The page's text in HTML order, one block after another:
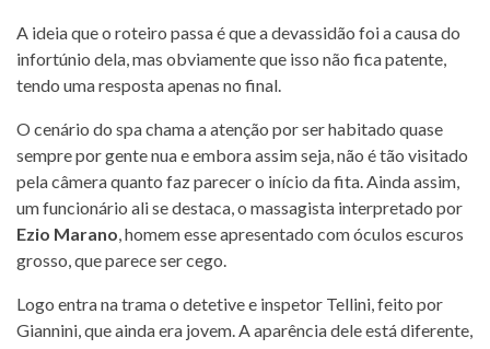
A ideia que o roteiro passa é que a devassidão foi a causa do
infortúnio dela, mas obviamente que isso não fica patente,
tendo uma resposta apenas no final.
O cenário do spa chama a atenção por ser habitado quase
sempre por gente nua e embora assim seja, não é tão visitado
pela câmera quanto faz parecer o início da fita. Ainda assim,
um funcionário ali se destaca, o massagista interpretado por
Ezio Marano, homem esse apresentado com óculos escuros
grosso, que parece ser cego.
Logo entra na trama o detetive e inspetor Tellini, feito por
Giannini, que ainda era jovem. A aparência dele está diferente,